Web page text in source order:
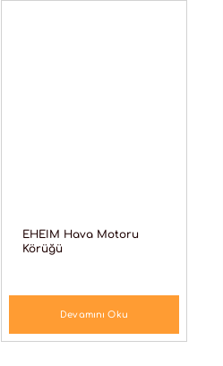
EHEIM Hava Motoru
Körüğü
Devamını Oku